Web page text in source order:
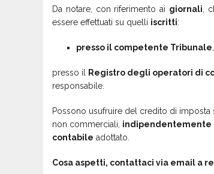
Da notare, con riferimento ai giornali ,
essere effettuati su quelli iscritti:
presso il competente Tribunale
presso il Registro degli operatori di
responsabile.
Possono usufruire del credito di
non commerciali, indipendentemente
contabile adottato.
Cosa aspetti, contattaci via email a